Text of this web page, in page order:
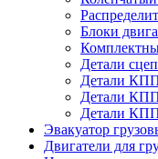
Блоки
Детали
Детали
Детали
Детали
Эвакуатор
Двигатели для